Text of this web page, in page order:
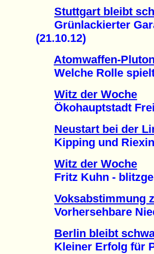
Stuttgart bleibt
Grünlackierter
(21.10.12)
Atomwaffen-
Welche Rolle
Witz der Woche
Ökohauptstadt
Neustart bei der
Kipping und
Witz der Woche
Fritz Kuhn -
Voksabstimmung
Vorhersehbare
Berlin bleibt
Kleiner Erfolg für